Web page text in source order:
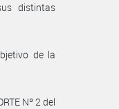
distintas
de la
Nº 2 del